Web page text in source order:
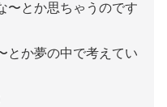
〜とか思ちゃうのです
とか夢の中で考えてい